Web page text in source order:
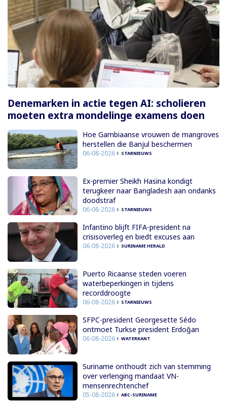
Denemarken in actie tegen AI: scholieren
moeten extra mondelinge examens doen
Hoe Gambiaanse vrouwen de mangroves
herstellen die Banjul beschermen
06-08-2026 STARNIEUWS
Ex-premier Sheikh Hasina kondigt
terugkeer naar Bangladesh aan ondanks
doodstraf
06-08-2026 STARNIEUWS
Infantino blijft FIFA-president na
crisisoverleg en biedt excuses aan
06-08-2026 SURINAME HERALD
Puerto Ricaanse steden voeren
waterbeperkingen in tijdens
recorddroogte
06-08-2026 STARNIEUWS
SFPC-president Georgesette Sédo
ontmoet Turkse president Erdoğan
06-08-2026 WATERKANT
Suriname onthoudt zich van stemming
over verlenging mandaat VN-
mensenrechtenchef
05-08-2026 ABC-SURINAME